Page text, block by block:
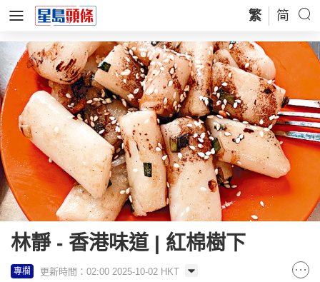
繁 简
林靜 - 香港味道 | 紅棉樹下
專欄 更新時間：02:00 2025-10-02 HKT